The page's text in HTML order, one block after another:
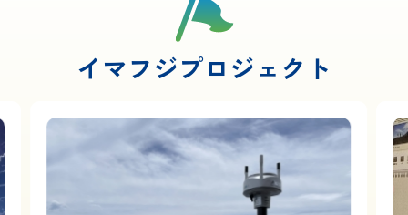
イマフジプロジェクト